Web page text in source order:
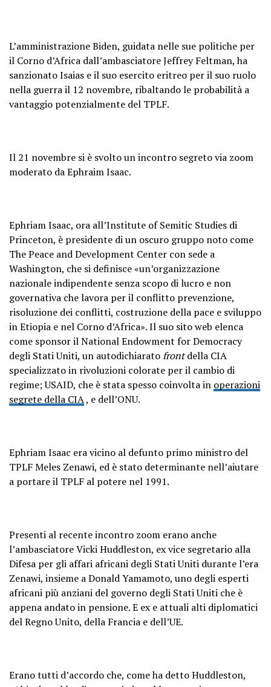
L’amministrazione Biden, guidata nelle sue politiche per
il Corno d’Africa dall’ambasciatore Jeffrey Feltman, ha
sanzionato Isaias e il suo esercito eritreo per il suo ruolo
nella guerra il 12 novembre, ribaltando le probabilità a
vantaggio potenzialmente del TPLF.
Il 21 novembre si è svolto un incontro segreto via zoom
moderato da Ephraim Isaac.
Ephriam Isaac, ora all’Institute of Semitic Studies di
Princeton, è presidente di un oscuro gruppo noto come
The Peace and Development Center con sede a
Washington, che si definisce «un’organizzazione
nazionale indipendente senza scopo di lucro e non
governativa che lavora per il conflitto prevenzione,
risoluzione dei conflitti, costruzione della pace e sviluppo
in Etiopia e nel Corno d’Africa». Il suo sito web elenca
come sponsor il National Endowment for Democracy
degli Stati Uniti, un autodichiaratofrontdella CIA
specializzato in rivoluzioni colorate per il cambio di
regime; USAID, che è stata spesso coinvolta in operazioni
segrete della CIA, e dell’ONU.
Ephriam Isaac era vicino al defunto primo ministro del
TPLF Meles Zenawi, ed è stato determinante nell’aiutare
a portare il TPLF al potere nel 1991.
Presenti al recente incontro zoom erano anche
l’ambasciatore Vicki Huddleston, ex vice segretario alla
Difesa per gli affari africani degli Stati Uniti durante l’era
Zenawi, insieme a Donald Yamamoto, uno degli esperti
africani più anziani del governo degli Stati Uniti che è
appena andato in pensione. E ex e attuali alti diplomatici
del Regno Unito, della Francia e dell’UE.
Erano tutti d’accordo che, come ha detto Huddleston,